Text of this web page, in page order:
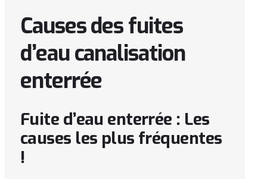
Causes des fuites
d’eau canalisation
enterrée
Fuite d’eau enterrée : Les
causes les plus fréquentes
!